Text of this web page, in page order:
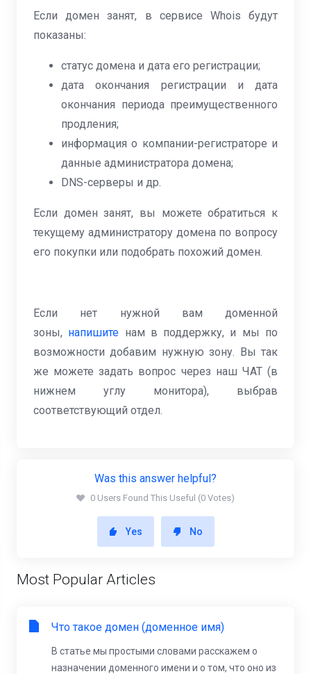
Если домен занят, в сервисе Whois будут
показаны:
статус домена и дата его регистрации;
дата окончания регистрации и дата
окончания периода преимущественного
продления;
информация о компании-регистраторе и
данные администратора домена;
DNS-серверы и др.
Если домен занят, вы можете обратиться к
текущему администратору домена по вопросу
его покупки или подобрать похожий домен.
Если нет нужной вам доменной
зоны, напишите нам в поддержку, и мы по
возможности добавим нужную зону. Вы так
же можете задать вопрос через наш ЧАТ (в
нижнем углу монитора), выбрав
соответствующий отдел.
Was this answer helpful?
0 Users Found This Useful (0 Votes)
Yes No
Most Popular Articles
Что такое домен (доменное имя)
В статье мы простыми словами расскажем о
назначении доменного имени и о том, что оно из